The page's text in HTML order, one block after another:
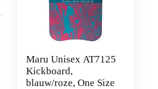
Maru Unisex AT7125
Kickboard,
blauw/roze, One Size